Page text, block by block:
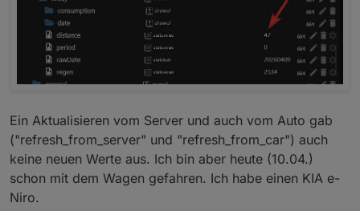
Ein Aktualisieren vom Server und auch vom Auto gab
("refresh_from_server" und "refresh_from_car") auch
keine neuen Werte aus. Ich bin aber heute (10.04.)
schon mit dem Wagen gefahren. Ich habe einen KIA e-
Niro.